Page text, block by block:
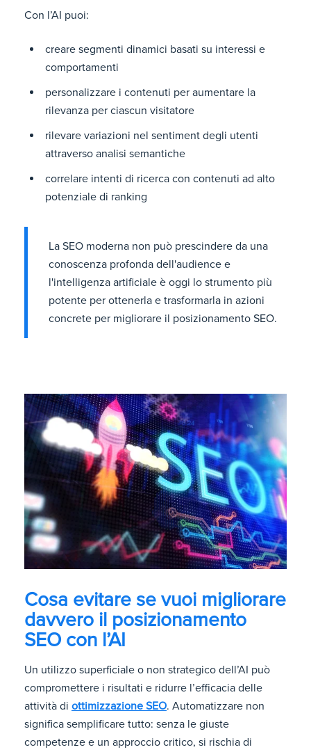
Con l’AI puoi:
creare segmenti dinamici basati su interessi e
comportamenti
personalizzare i contenuti per aumentare la
rilevanza per ciascun visitatore
rilevare variazioni nel sentiment degli utenti
attraverso analisi semantiche
correlare intenti di ricerca con contenuti ad alto
potenziale di ranking
La SEO moderna non può prescindere da una
conoscenza profonda dell'audience e
l'intelligenza artificiale è oggi lo strumento più
potente per ottenerla e trasformarla in azioni
concrete per migliorare il posizionamento SEO.
Cosa evitare se vuoi migliorare
davvero il posizionamento
SEO con l’AI
Un utilizzo superficiale o non strategico dell’AI può
compromettere i risultati e ridurre l’efficacia delle
attività di ottimizzazione SEO. Automatizzare non
significa semplificare tutto: senza le giuste
competenze e un approccio critico, si rischia di